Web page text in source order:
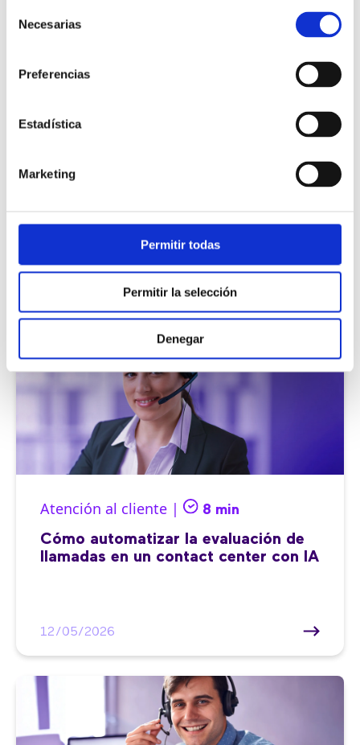
Necesarias
Preferencias
Estadística
Marketing
Permitir todas
Permitir la selección
Denegar
Atención al cliente | 8 min
Cómo automatizar la evaluación de
llamadas en un contact center con IA
12/05/2026